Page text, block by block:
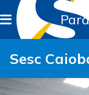
Sesc